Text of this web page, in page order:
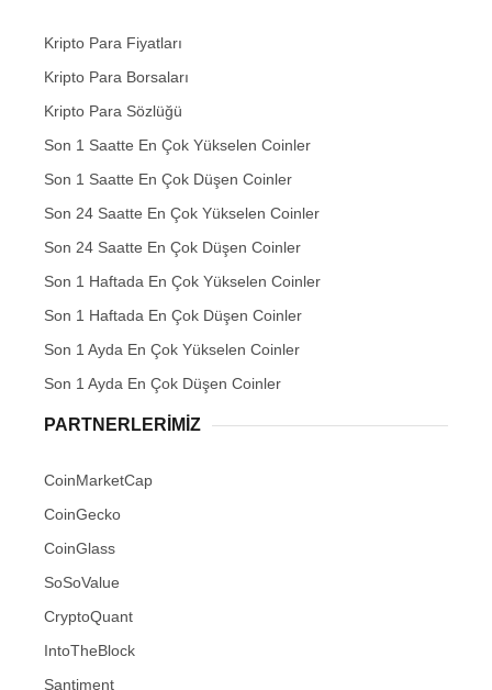
Kripto Para Fiyatları
Kripto Para Borsaları
Kripto Para Sözlüğü
Son 1 Saatte En Çok Yükselen Coinler
Son 1 Saatte En Çok Düşen Coinler
Son 24 Saatte En Çok Yükselen Coinler
Son 24 Saatte En Çok Düşen Coinler
Son 1 Haftada En Çok Yükselen Coinler
Son 1 Haftada En Çok Düşen Coinler
Son 1 Ayda En Çok Yükselen Coinler
Son 1 Ayda En Çok Düşen Coinler
PARTNERLERIMIZ
CoinMarketCap
CoinGecko
CoinGlass
SoSoValue
CryptoQuant
IntoTheBlock
Santiment